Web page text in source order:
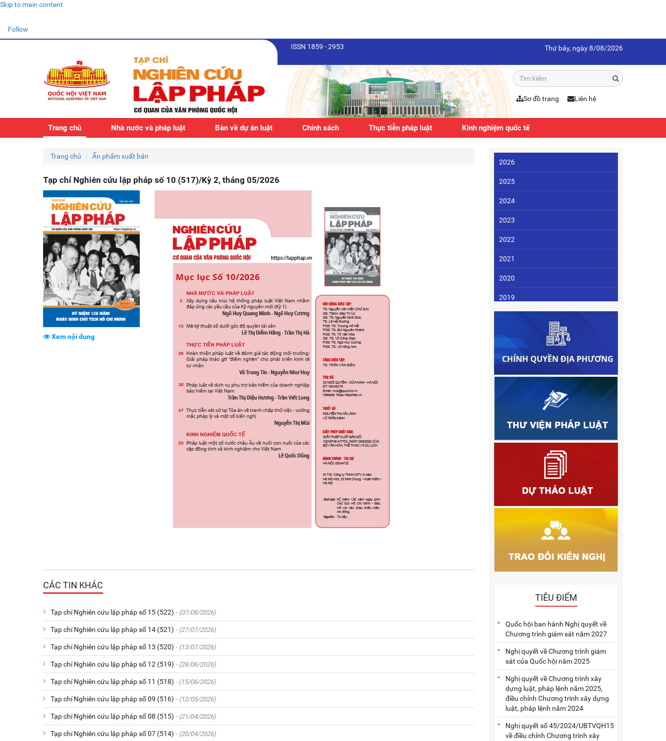
Skip to main content
Follow
ISSN 1859 - 2953 Thứ bảy, ngày 8/08/2026
Sơ đồ trang Liên hệ
Trang chủ Nhà nước và pháp luật Bàn về dự án luật Chính sách Thực tiễn pháp luật Kinh nghiệm quốc tế
Trang chủ Ấn phẩm xuất bản
Tạp chí Nghiên cứu lập pháp số 10 (517)/Kỳ 2, tháng 05/2026
Xem nội dung
CÁC TIN KHÁC
Tạp chí Nghiên cứu lập pháp số 15 (522) - (07/08/2026)
Tạp chí Nghiên cứu lập pháp số 14 (521) - (27/07/2026)
Tạp chí Nghiên cứu lập pháp số 13 (520) - (13/07/2026)
Tạp chí Nghiên cứu lập pháp số 12 (519) - (28/06/2026)
Tạp chí Nghiên cứu lập pháp số 11 (518) - (15/06/2026)
Tạp chí Nghiên cứu lập pháp số 09 (516) - (12/05/2026)
Tạp chí Nghiên cứu lập pháp số 08 (515) - (21/04/2026)
Tạp chí Nghiên cứu lập pháp số 07 (514) - (20/04/2026)
2026
2025
2024
2023
2022
2021
2020
2019
2017
2016
2015
2014
2005
TIÊU ĐIỂM
Quốc hội ban hành Nghị quyết về
Chương trình giám sát năm 2027
Nghị quyết về Chương trình giám
sát của Quốc hội năm 2025
Nghị quyết về Chương trình xây
dựng luật, pháp lệnh năm 2025,
điều chỉnh Chương trình xây dựng
luật, pháp lệnh năm 2024
Nghị quyết số 45/2024/UBTVQH15
về điều chỉnh Chương trình xây